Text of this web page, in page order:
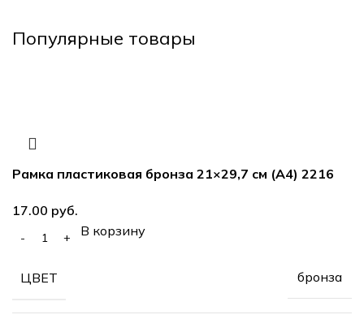
Популярные товары
Рамка пластиковая бронза 21×29,7 см (А4) 2216
руб.
В корзину
ЦВЕТ бронза